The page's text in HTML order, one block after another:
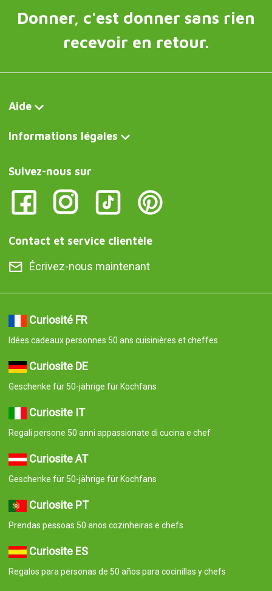
Donner, c'est donner sans rien
recevoir en retour.
Aide
Informations légales
Suivez-nous sur
Contact et service clientèle
Écrivez-nous maintenant
Curiosité FR
Idées cadeaux personnes 50 ans cuisinières et cheffes
Curiosite DE
Geschenke für 50-jährige für Kochfans
Curiosite IT
Regali persone 50 anni appassionate di cucina e chef
Curiosite AT
Geschenke für 50-jährige für Kochfans
Curiosite PT
Prendas pessoas 50 anos cozinheiras e chefs
Curiosite ES
Regalos para personas de 50 años para cocinillas y chefs